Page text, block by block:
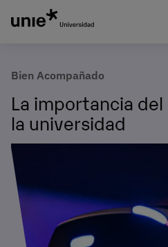
Bien Acompañado
La importancia
la universidad